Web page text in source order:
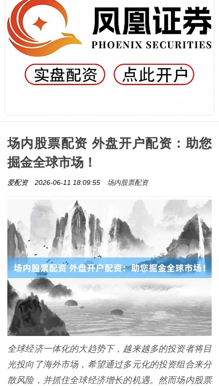
场内股票配资 外盘开户配资：助您
掘金全球市场！
爱配资 2026-06-11 18:09:55 场内股票配资
全球经济一体化的大趋势下，越来越多的投资者将目
光投向了海外市场，希望通过多元化的投资组合来分
散风险，并抓住全球经济增长的机遇。然而场内股票